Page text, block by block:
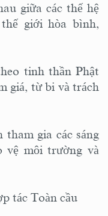
giữa các thế hệ
giới hòa bình,
tinh thần Phật
giá, từ bi và trách
gia các sáng
vệ môi trường và
tác Toàn cầu